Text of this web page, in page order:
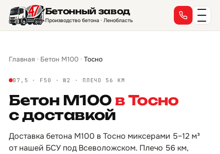
Бетонный завод
Производство бетона · Ленобласть
Главная · Бетон М100 · Тосно
B7,5 · F50 · W2 · ПЛЕЧО 56 КМ
Бетон М100 в Тосно
с доставкой
Доставка бетона М100 в Тосно миксерами 5–12 м³
от нашей БСУ под Всеволожском. Плечо 56 км,